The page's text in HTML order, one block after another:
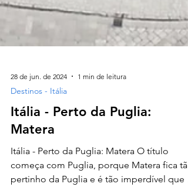
28 de jun. de 2024
Destinos - Itália
Itália - Perto da Puglia:
Matera